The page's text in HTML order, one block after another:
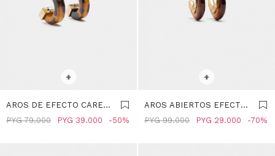
+
AROS DE EFECTO CAREY
- MARRON
PYG 39.000
PYG 79.000 50
+
AROS ABIERTOS EFECTO
PIEDRA - MARRON
PYG 29.000
PYG 99.000 70